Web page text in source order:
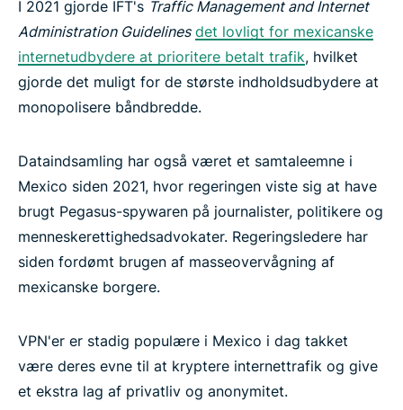
I 2021 gjorde IFT's Traffic Management and Internet
Administration Guidelines det lovligt for mexicanske
internetudbydere at prioritere betalt trafik, hvilket
gjorde det muligt for de største indholdsudbydere at
monopolisere båndbredde.
Dataindsamling har også været et samtaleemne i
Mexico siden 2021, hvor regeringen viste sig at have
brugt Pegasus-spywaren på journalister, politikere og
menneskerettighedsadvokater. Regeringsledere har
siden fordømt brugen af masseovervågning af
mexicanske borgere.
VPN'er er stadig populære i Mexico i dag takket
være deres evne til at kryptere internettrafik og give
et ekstra lag af privatliv og anonymitet.